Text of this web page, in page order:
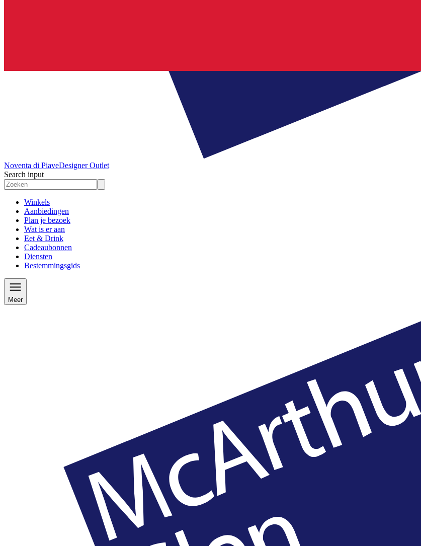
Noventa di PiaveDesigner Outlet
Search input
Winkels
Aanbiedingen
Plan je bezoek
Wat is er aan
Eet & Drink
Cadeaubonnen
Diensten
Bestemmingsgids
Meer